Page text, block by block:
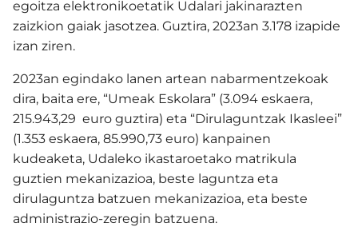
egoitza elektronikoetatik Udalari jakinarazten
zaizkion gaiak jasotzea. Guztira, 2023an 3.178 izapide
izan ziren.
2023an egindako lanen artean nabarmentzekoak
dira, baita ere, “Umeak Eskolara” (3.094 eskaera,
215.943,29 euro guztira) eta “Dirulaguntzak Ikasleei”
(1.353 eskaera, 85.990,73 euro) kanpainen
kudeaketa, Udaleko ikastaroetako matrikula
guztien mekanizazioa, beste laguntza eta
dirulaguntza batzuen mekanizazioa, eta beste
administrazio-zeregin batzuena.